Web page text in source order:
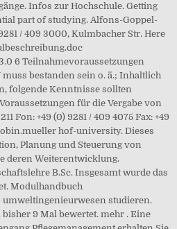
Infos zur Hochschule. Getting
part of studying. Alfons-Goppel-
/ 409 3000, Kulmbacher Str. Here
6 Teilnahmevoraussetzungen
bestanden sein o. ä.; Inhaltlich
folgende Kenntnisse sollten
für die Vergabe von
Fon: +49 (0) 9281 / 409 4075 Fax: +49
hof-university. Dieses
Planung und Steuerung von
deren Weiterentwicklung.
B.Sc. Insgesamt wurde das
Modulhandbuch
studieren.
9 Mal bewertet. mehr . Eine